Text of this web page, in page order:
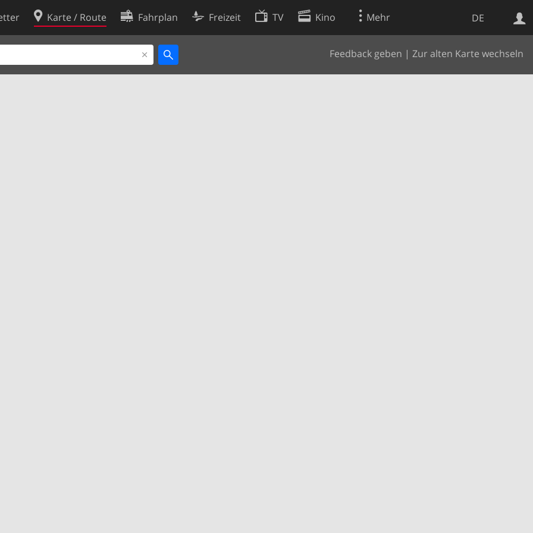
DE
Karte / Route Fahrplan Freizeit TV Kino Mehr
Feedback geben | Zur alten Karte wechseln
Websuche
Cookie-Richtlinie
Cookie-Einstellungen